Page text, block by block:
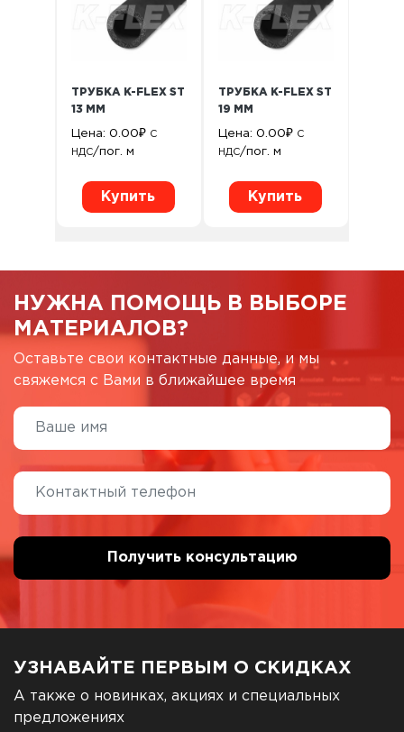
ТРУБКА K-FLEX ST
13 ММ
Цена: 0.00₽ С
НДС/пог. м
Купить
ТРУБКА K-FLEX ST
19 ММ
Цена: 0.00₽ С
НДС/пог. м
Купить
НУЖНА ПОМОЩЬ В ВЫБОРЕ
МАТЕРИАЛОВ?
Оставьте свои контактные данные, и мы
свяжемся с Вами в ближайшее время
УЗНАВАЙТЕ ПЕРВЫМ О СКИДКАХ
А также о новинках, акциях и специальных
предложениях